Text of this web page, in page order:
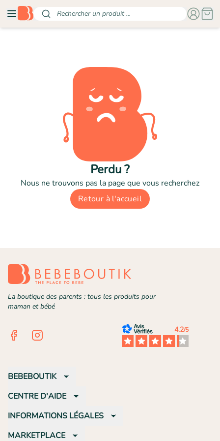
Rechercher un produit ...
Perdu ?
Nous ne trouvons pas la page que vous recherchez
Retour à l'accueil
La boutique des parents : tous les produits pour
maman et bébé
FacebookInstagram 4.2/5
BEBEBOUTIK
CENTRE D'AIDE
INFORMATIONS LÉGALES
MARKETPLACE